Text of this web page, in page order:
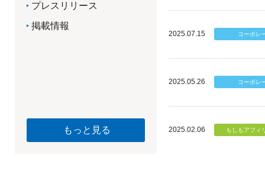
プレスリリース
掲載情報
もっと見る
2025.07.15
2025.05.26
2025.02.06